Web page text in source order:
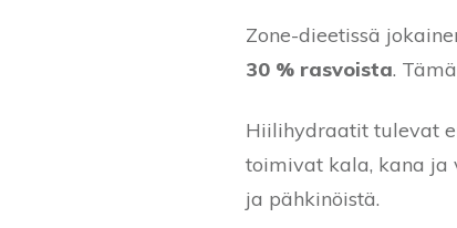
Zone-dieetissä
30 % rasvoista.
Hiilihydraatit tulevat
toimivat kala, kana ja
ja pähkinöistä.